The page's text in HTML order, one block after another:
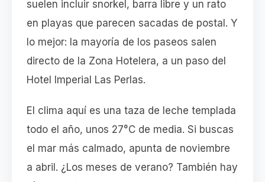
suelen incluir snorkel, barra libre y un rato
en playas que parecen sacadas de postal. Y
lo mejor: la mayoría de los paseos salen
directo de la Zona Hotelera, a un paso del
Hotel Imperial Las Perlas.
El clima aquí es una taza de leche templada
todo el año, unos 27°C de media. Si buscas
el mar más calmado, apunta de noviembre
a abril. ¿Los meses de verano? También hay